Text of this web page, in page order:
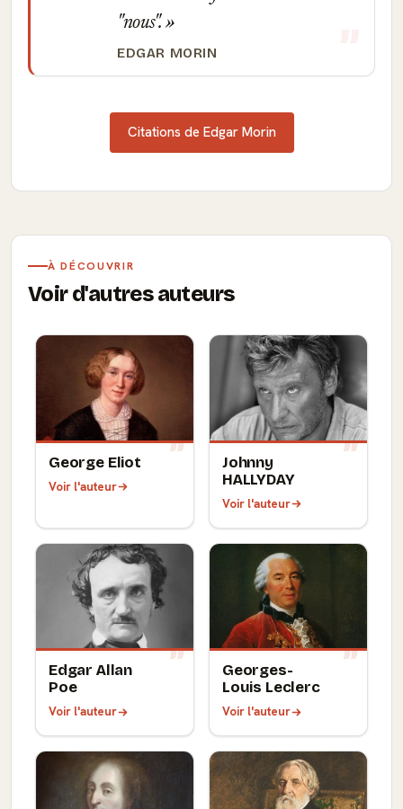
"nous".
EDGAR MORIN
Citations de Edgar Morin
À DÉCOUVRIR
Voir d'autres auteurs
George Eliot
Voir l'auteur
Johnny
HALLYDAY
Voir l'auteur
Edgar Allan
Poe
Voir l'auteur
Georges-
Louis Leclerc
Voir l'auteur